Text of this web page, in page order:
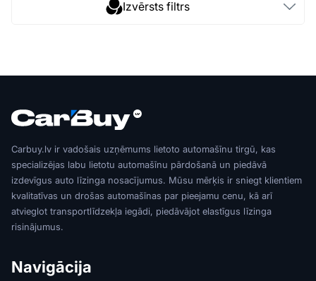
Izvērsts filtrs
Carbuy.lv ir vadošais uzņēmums lietoto automašīnu tirgū, kas
specializējas labu lietotu automašīnu pārdošanā un piedāvā
izdevīgus auto līzinga nosacījumus. Mūsu mērķis ir sniegt klientiem
kvalitatīvas un drošas automašīnas par pieejamu cenu, kā arī
atvieglot transportlīdzekļa iegādi, piedāvājot elastīgus līzinga
risinājumus.
Navigācija